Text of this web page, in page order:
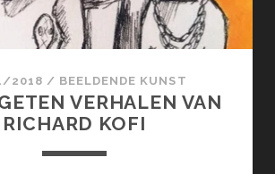
2018 / BEELDENDE KUNST
VERHALEN VAN
RICHARD KOFI